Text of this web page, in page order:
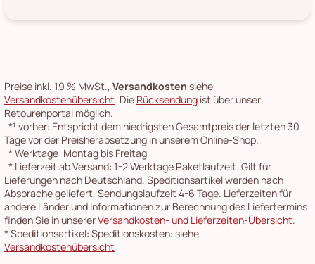
Preise inkl. 19 % MwSt., Versandkosten siehe
Versandkostenübersicht. Die Rücksendung ist über unser
Retourenportal möglich.
*¹ vorher: Entspricht dem niedrigsten Gesamtpreis der letzten 30
Tage vor der Preisherabsetzung in unserem Online-Shop.
*Werktage: Montag bis Freitag
* Lieferzeit ab Versand: 1-2 Werktage Paketlaufzeit. Gilt für
Lieferungen nach Deutschland. Speditionsartikel werden nach
Absprache geliefert, Sendungslaufzeit 4-6 Tage. Lieferzeiten für
andere Länder und Informationen zur Berechnung des Liefertermins
finden Sie in unsererVersandkosten- und Lieferzeiten-Übersicht.
*Speditionsartikel: Speditionskosten: siehe
Versandkostenübersicht